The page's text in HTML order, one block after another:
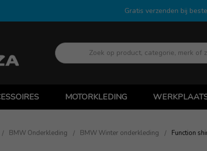
Gratis verzenden bij
Zoek
MOTORKLEDING
BMW Onderkleding BMW Winter onderkleding Function